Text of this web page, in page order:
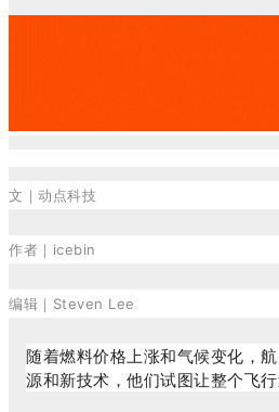
文｜动点科技
作者｜icebin
编辑｜Steven Lee
随着燃料价格上涨和气候变化，
源和新技术，他们试图让整个飞